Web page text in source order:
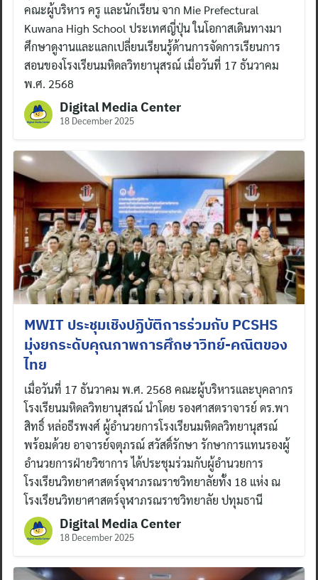
คณะผู้บริหาร ครู และนักเรียน จาก Mie Prefectural
Kuwana High School ประเทศญี่ปุ่น ในโอกาสเดินทางมา
ศึกษาดูงานและแลกเปลี่ยนเรียนรู้ด้านการจัดการเรียนการ
สอนของโรงเรียนมหิดลวิทยานุสรณ์ เมื่อวันที่ 17 ธันวาคม
พ.ศ. 2568
Digital Media Center
18 December 2025
MWIT ประชุมเชิงปฏิบัติการร่วมกับ PCSHS
มุ่งยกระดับคุณภาพการศึกษาวิทย์-คณิตของ
ไทย
เมื่อวันที่ 17 ธันวาคม พ.ศ. 2568 คณะผู้บริหารและบุคลากร
โรงเรียนมหิดลวิทยานุสรณ์ นำโดย รองศาสตราจารย์ ดร.พา
สิทธิ์ หล่อธีรพงศ์ ผู้อำนวยการโรงเรียนมหิดลวิทยานุสรณ์
พร้อมด้วย อาจารย์จตุภรณ์ สวัสดิ์รักษา รักษาการแทนรองผู้
อำนวยการฝ่ายวิชาการ ได้ประชุมร่วมกับผู้อำนวยการ
โรงเรียนวิทยาศาสตร์จุฬาภรณราชวิทยาลัยทั้ง 18 แห่ง ณ
โรงเรียนวิทยาศาสตร์จุฬาภรณราชวิทยาลัย ปทุมธานี
Digital Media Center
18 December 2025